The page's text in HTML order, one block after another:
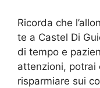
Ricorda che
te a Castel Di
di tempo e
attenzioni,
risparmiare sui